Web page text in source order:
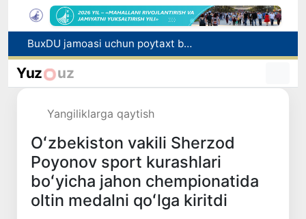
Amudaryo tumanida safari turizmini rivojlantirish bo‘yicha yangi loyiha amalga oshirilishi rejalashtirilmoqda
Korrupsiyaga qarshi kurashish agentligi: 9,3 mlrd so‘mdan ortiq davlat xaridida qonunbuzilish holatlari aniqlandi
Yuz uz
Yangiliklarga qaytish
Oʻzbekiston vakili Sherzod
Poyonov sport kurashlari
boʻyicha jahon chempionatida
oltin medalni qoʻlga kiritdi